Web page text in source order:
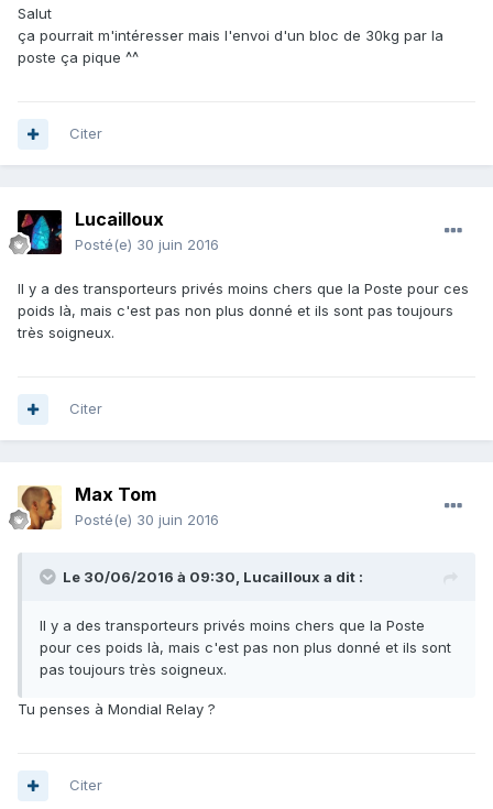
Salut
ça pourrait m'intéresser mais l'envoi d'un bloc de 30kg par la
poste ça pique ^^
Citer
Lucailloux
Posté(e) 30 juin 2016
Il y a des transporteurs privés moins chers que la Poste pour ces
poids là, mais c'est pas non plus donné et ils sont pas toujours
très soigneux.
Citer
Max Tom
Posté(e) 30 juin 2016
Le 30/06/2016 à 09:30, Lucailloux a dit :
Il y a des transporteurs privés moins chers que la Poste
pour ces poids là, mais c'est pas non plus donné et ils sont
pas toujours très soigneux.
Tu penses à Mondial Relay ?
Citer